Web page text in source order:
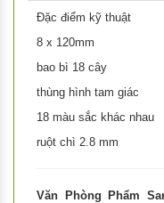
Đặc điểm kỹ thuật
8 x 120mm
bao bì 18 cây
thùng hình tam giác
18 màu sắc khác nhau
ruột chì 2.8 mm
Văn Phòng Phẩm